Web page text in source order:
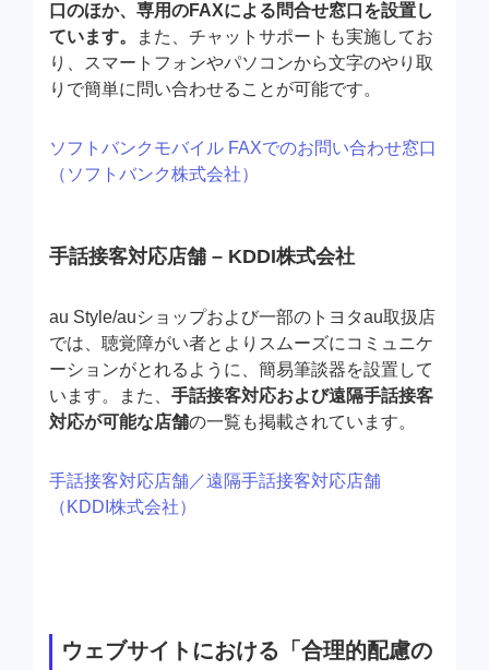
口のほか、専用のFAXによる問合せ窓口を設置し
ています。
また、チャットサポートも実施してお
り、スマートフォンやパソコンから文字のやり取
りで簡単に問い合わせることが可能です。
ソフトバンクモバイル FAXでのお問い合わせ窓口
（ソフトバンク株式会社）
手話接客対応店舗 – KDDI株式会社
au Style/auショップおよび一部のトヨタau取扱店
では、聴覚障がい者とよりスムーズにコミュニケ
ーションがとれるように、簡易筆談器を設置して
います。また、 手話接客対応および遠隔手話接客
対応が可能な店舗の一覧も掲載されています。
手話接客対応店舗／遠隔手話接客対応店舗
（KDDI株式会社）
ウェブサイトにおける「合理的配慮の